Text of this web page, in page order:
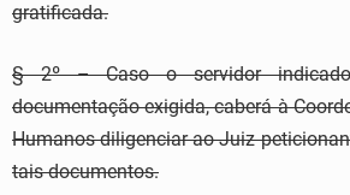
gratificada.
§ 2º – Caso o servidor
documentação exigida, caberá à
Humanos diligenciar ao Juiz
tais documentos.